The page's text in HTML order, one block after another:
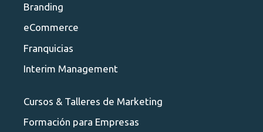
Branding
eCommerce
Franquicias
Interim Management
Cursos & Talleres de Marketing
Formación para Empresas